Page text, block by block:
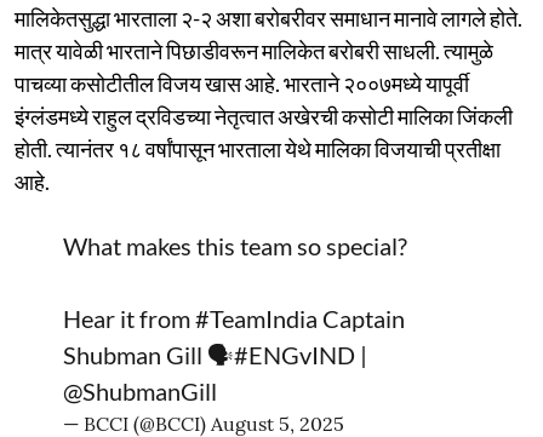
मालिकेतसुद्धा भारताला २-२ अशा बरोबरीवर समाधान मानावे लागले होते.
मात्र यावेळी भारताने पिछाडीवरून मालिकेत बरोबरी साधली. त्यामुळे
पाचव्या कसोटीतील विजय खास आहे. भारताने २००७मध्ये यापूर्वी
इंग्लंडमध्ये राहुल द्रविडच्या नेतृत्वात अखेरची कसोटी मालिका जिंकली
होती. त्यानंतर १८ वर्षांपासून भारताला येथे मालिका विजयाची प्रतीक्षा
आहे.
What makes this team so special?
Hear it from#TeamIndia Captain
Shubman Gill 🗣️#ENGvIND |
@ShubmanGill
— BCCI (@BCCI) August 5, 2025